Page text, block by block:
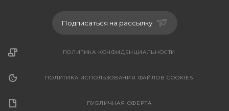
Подписаться на рассылку
ПОЛИТИКА КОНФИДЕНЦИАЛЬНОСТИ
ПОЛИТИКА ИСПОЛЬЗОВАНИЯ ФАЙЛОВ COOKIES
ПУБЛИЧНАЯ ОФЕРТА